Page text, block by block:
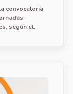
convocatoria
según el